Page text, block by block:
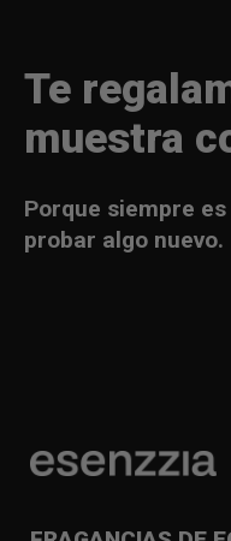
Te
muestra
Porque siempre
probar algo nuevo.